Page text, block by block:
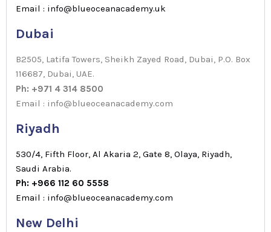
Email : info@blueoceanacademy.uk
Dubai
B2505, Latifa Towers, Sheikh Zayed Road, Dubai, P.O. Box
116687, Dubai, UAE.
Ph: +971 4 314 8500
Email : info@blueoceanacademy.com
Riyadh
530/4, Fifth Floor, Al Akaria 2, Gate 8, Olaya, Riyadh,
Saudi Arabia.
Ph: +966 112 60 5558
Email : info@blueoceanacademy.com
New Delhi